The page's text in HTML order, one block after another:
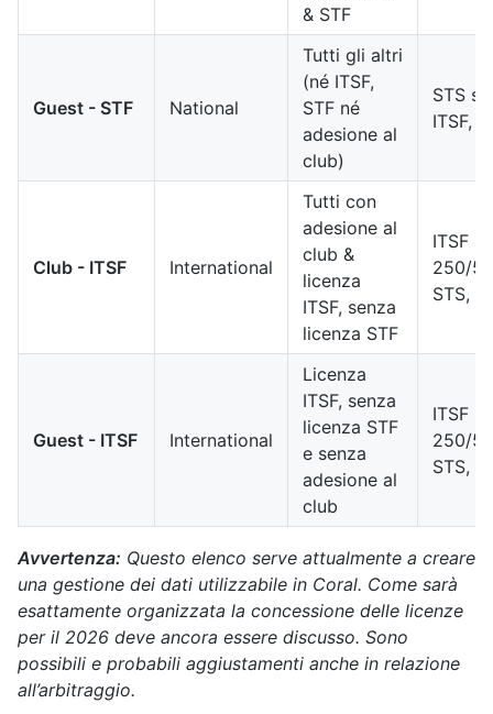
& STF
Guest - STF National
Tutti gli altri
(né ITSF,
STF né
adesione al
club)
STS
ITSF,
Club - ITSF International
Tutti con
adesione al
club &
licenza
ITSF, senza
licenza STF
ITSF
250/
STS,
Guest - ITSF International
Licenza
ITSF, senza
licenza STF
e senza
adesione al
club
ITSF
250/
STS,
Avvertenza: Questo elenco serve attualmente a creare
una gestione dei dati utilizzabile in Coral. Come sarà
esattamente organizzata la concessione delle licenze
per il 2026 deve ancora essere discusso. Sono
possibili e probabili aggiustamenti anche in relazione
all’arbitraggio.